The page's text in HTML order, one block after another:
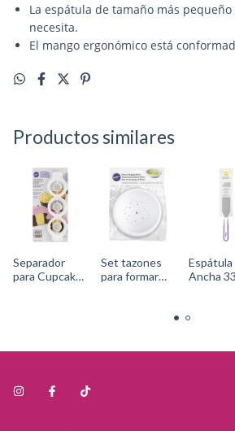
La espátula de tamaño más
necesita.
El mango ergonómico está
Productos similares
Separador
para Cupcake
Set tazones
para formar
Espátula
Ancha